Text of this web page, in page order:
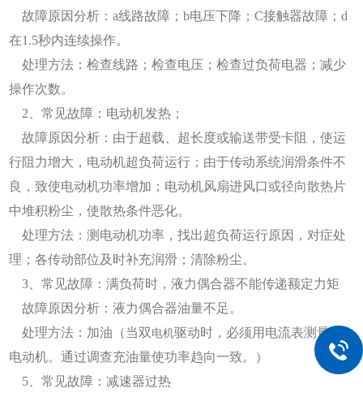
故障原因分析：a线路故障；b电压下降；C接触器故障；d
在1.5秒内连续操作。
处理方法：检查线路；检查电压；检查过负荷电器；减少
操作次数。
2、常见故障：电动机发热；
故障原因分析：由于超载、超长度或输送带受卡阻，使运
行阻力增大，电动机超负荷运行；由于传动系统润滑条件不
良，致使电动机功率增加；电动机风扇进风口或径向散热片
中堆积粉尘，使散热条件恶化。
处理方法：测电动机功率，找出超负荷运行原因，对症处
理；各传动部位及时补充润滑；清除粉尘。
3、常见故障：满负荷时，液力偶合器不能传递额定力矩
故障原因分析：液力偶合器油量不足。
处理方法：加油（当双电机驱动时，必须用电流表测量两
电动机。通过调查充油量使功率趋向一致。）
5、常见故障：减速器过热